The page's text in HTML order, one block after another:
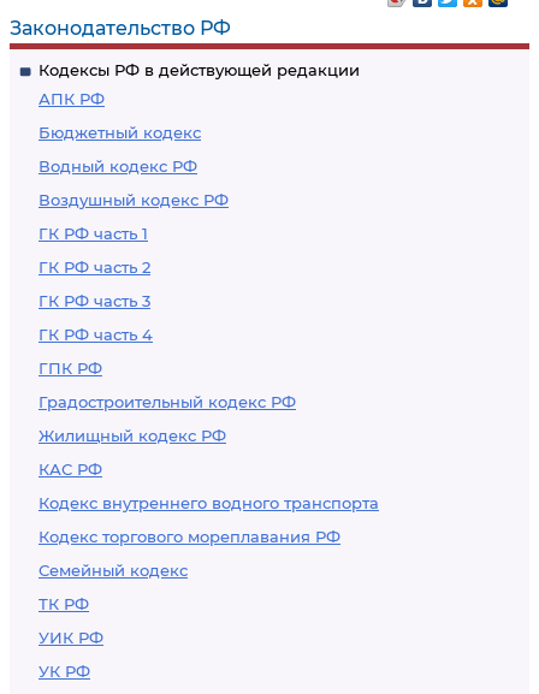
Законодательство РФ
Кодексы РФ в действующей редакции
АПК РФ
Бюджетный кодекс
Водный кодекс РФ
Воздушный кодекс РФ
ГК РФ часть 1
ГК РФ часть 2
ГК РФ часть 3
ГК РФ часть 4
ГПК РФ
Градостроительный кодекс РФ
Жилищный кодекс РФ
КАС РФ
Кодекс внутреннего водного транспорта
Кодекс торгового мореплавания РФ
Семейный кодекс
ТК РФ
УИК РФ
УК РФ
содействия в
проведении